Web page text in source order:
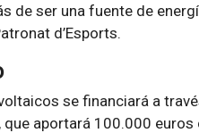
de ser una fuente de
d’Esports.
se financiará a
que aportará 100.000